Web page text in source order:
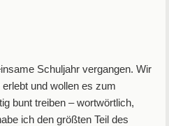
Schuljahr vergangen. Wir
und wollen es zum
bunt treiben – wortwörtlich,
ich den größten Teil des